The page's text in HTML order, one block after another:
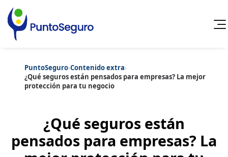
Cancelar
Artículos sobre Otros Seguros
Artículos sobre Seguros de Auto
Artículos sobre Seguros de Hogar
PuntoSeguro›Contenido extra›
¿Qué seguros están pensados para empresas? La mejor
protección para tu negocio
¿Qué seguros están
pensados para empresas? La